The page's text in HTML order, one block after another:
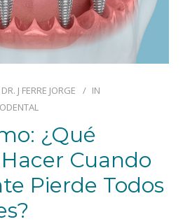
DR. J FERRE JORGE
IN
¿qué
Cuando
Pierde Todos